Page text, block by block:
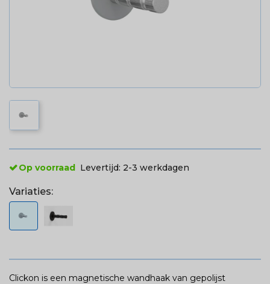
Op voorraad Levertijd: 2-3 werkdagen
Variaties:
Clickon is een magnetische wandhaak van gepolijst